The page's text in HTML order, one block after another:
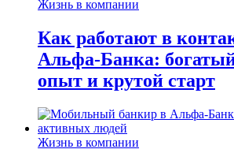
Жизнь в компании
Как работают в
Альфа-Банка:
опыт и крутой старт
Жизнь в компании